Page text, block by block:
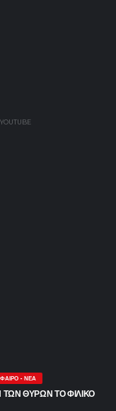
YOUTUBE
- ΝΈΑ
ΘΥΡΩΝ ΤΟ ΦΙΛΙΚΟ